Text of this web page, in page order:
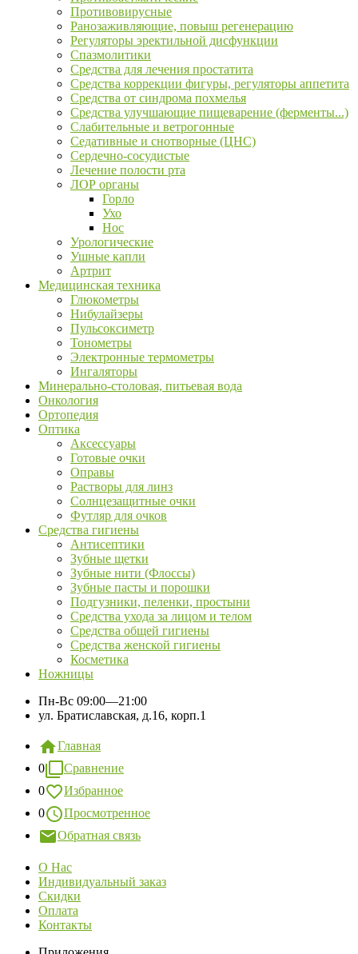
Противовирусные
Ранозаживляющие, повыш регенерацию
Регуляторы эректильной дисфункции
Спазмолитики
Средства для лечения простатита
Средства коррекции фигуры, регуляторы аппетита
Средства от синдрома похмелья
Средства улучшающие пищеварение (ферменты...)
Слабительные и ветрогонные
Седативные и снотворные (ЦНС)
Сердечно-сосудистые
Лечение полости рта
ЛОР органы
Горло
Ухо
Нос
Урологические
Ушные капли
Артрит
Медицинская техника
Глюкометры
Нибулайзеры
Пульсоксиметр
Тонометры
Электронные термометры
Ингаляторы
Минерально-столовая, питьевая вода
Онкология
Ортопедия
Оптика
Аксессуары
Готовые очки
Оправы
Растворы для линз
Солнцезащитные очки
Футляр для очков
Средства гигиены
Антисептики
Зубные щетки
Зубные нити (Флоссы)
Зубные пасты и порошки
Подгузники, пеленки, простыни
Средства ухода за лицом и телом
Средства общей гигиены
Средства женской гигиены
Косметика
Ножницы
Пн-Вс 09:00—21:00
ул. Братиславская, д.16, корп.1
Главная
0
Сравнение
0
Избранное
0
Просмотренное
Обратная связь
О Нас
Индивидуальный заказ
Скидки
Оплата
Контакты